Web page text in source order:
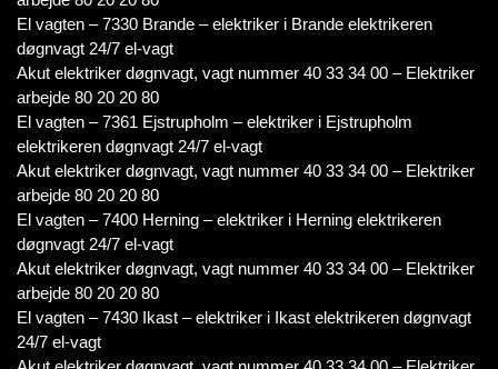
El vagten – 7330 Brande – elektriker i Brande elektrikeren
døgnvagt 24/7 el-vagt
Akut elektriker døgnvagt, vagt nummer 40 33 34 00 – Elektriker
arbejde 80 20 20 80
El vagten – 7361 Ejstrupholm – elektriker i Ejstrupholm
elektrikeren døgnvagt 24/7 el-vagt
Akut elektriker døgnvagt, vagt nummer 40 33 34 00 – Elektriker
arbejde 80 20 20 80
El vagten – 7400 Herning – elektriker i Herning elektrikeren
døgnvagt 24/7 el-vagt
Akut elektriker døgnvagt, vagt nummer 40 33 34 00 – Elektriker
arbejde 80 20 20 80
El vagten – 7430 Ikast – elektriker i Ikast elektrikeren døgnvagt
24/7 el-vagt